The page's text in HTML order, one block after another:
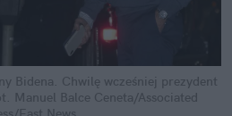
Bidena. Chwilę wcześniej prezydent
Manuel Balce Ceneta/Associated